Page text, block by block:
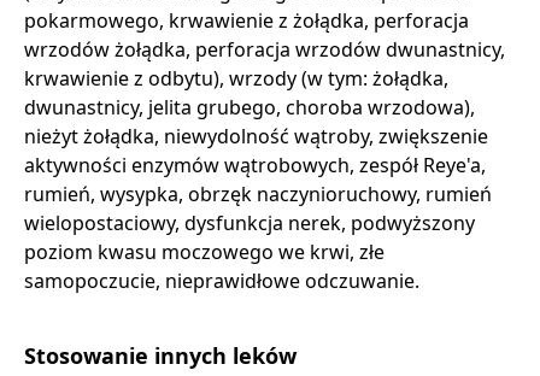
pokarmowego, krwawienie z żołądka, perforacja
wrzodów żołądka, perforacja wrzodów dwunastnicy,
krwawienie z odbytu), wrzody (w tym: żołądka,
dwunastnicy, jelita grubego, choroba wrzodowa),
nieżyt żołądka, niewydolność wątroby, zwiększenie
aktywności enzymów wątrobowych, zespół Reye'a,
rumień, wysypka, obrzęk naczynioruchowy, rumień
wielopostaciowy, dysfunkcja nerek, podwyższony
poziom kwasu moczowego we krwi, złe
samopoczucie, nieprawidłowe odczuwanie.
Stosowanie innych leków